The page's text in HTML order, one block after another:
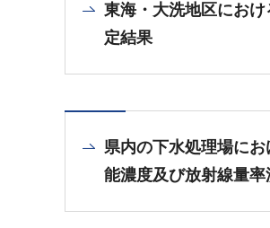
東海・大洗地区にお
定結果
県内の下水処理場に
能濃度及び放射線量率